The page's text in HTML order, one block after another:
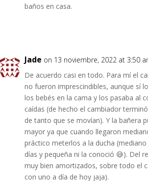
baños en casa.
Jade on 13 noviembre, 2022 at 3:50
De acuerdo casi en todo. Para mí el
no fueron imprescindibles, aunque sí
los bebés en la cama y los pasaba al
caídas (de hecho el cambiador
de tanto que se movían). Y la bañera
mayor ya que cuando llegaron
práctico meterlos a la ducha
días y pequeña ni la conoció 😅). Del
muy bien amortizados, sobre todo el
con uno a día de hoy jaja).